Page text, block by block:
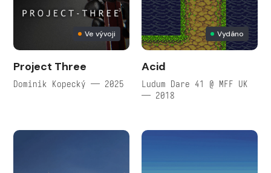
Ve vývoji
Project Three
Dominik Kopecký — 2025
Vydáno
Acid
Ludum Dare 41 @ MFF UK
— 2018